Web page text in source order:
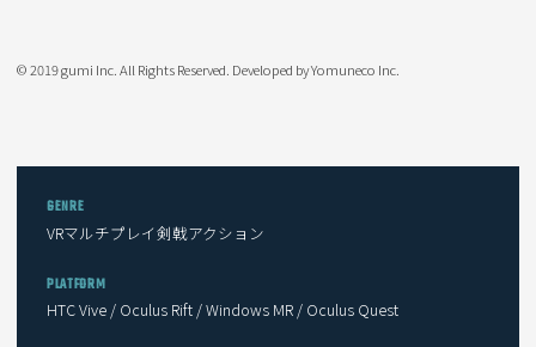
© 2019 gumi Inc. All Rights Reserved. Developed by Yomuneco Inc.
GENRE
VRマルチプレイ剣戟アクション
PLATFORM
HTC Vive / Oculus Rift / Windows MR / Oculus Quest